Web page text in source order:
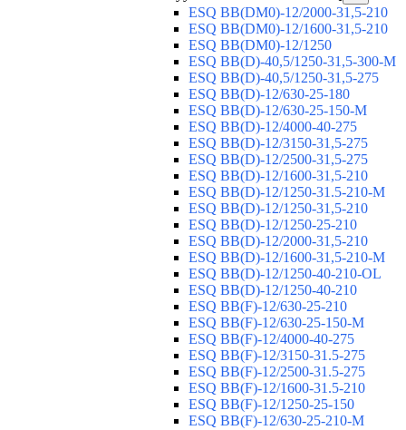
ESQ ВВ(DM0)-12/2000-31,5-210
ESQ ВВ(DM0)-12/1600-31,5-210
ESQ ВВ(DM0)-12/1250
ESQ ВВ(D)-40,5/1250-31,5-300-М
ESQ ВВ(D)-40,5/1250-31,5-275
ESQ ВВ(D)-12/630-25-180
ESQ ВВ(D)-12/630-25-150-М
ESQ ВВ(D)-12/4000-40-275
ESQ ВВ(D)-12/3150-31,5-275
ESQ ВВ(D)-12/2500-31,5-275
ESQ ВВ(D)-12/1600-31,5-210
ESQ ВВ(D)-12/1250-31.5-210-М
ESQ ВВ(D)-12/1250-31,5-210
ESQ ВВ(D)-12/1250-25-210
ESQ BB(D)-12/2000-31,5-210
ESQ BB(D)-12/1600-31,5-210-М
ESQ BB(D)-12/1250-40-210-OL
ESQ BB(D)-12/1250-40-210
ESQ ВВ(F)-12/630-25-210
ESQ ВВ(F)-12/630-25-150-М
ESQ ВВ(F)-12/4000-40-275
ESQ ВВ(F)-12/3150-31.5-275
ESQ ВВ(F)-12/2500-31.5-275
ESQ ВВ(F)-12/1600-31.5-210
ESQ ВВ(F)-12/1250-25-150
ESQ BB(F)-12/630-25-210-М